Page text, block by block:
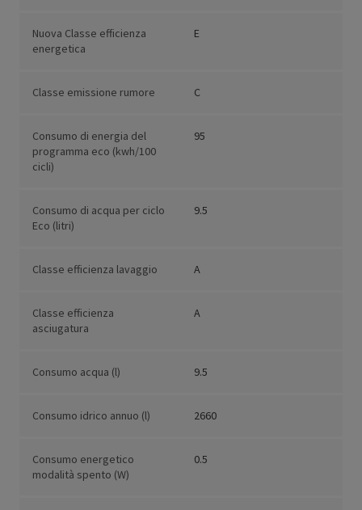
Nuova Classe efficienza
energetica
E
Classe emissione rumore C
Consumo di energia del
programma eco (kwh/100
cicli)
95
Consumo di acqua per ciclo
Eco (litri)
9.5
Classe efficienza lavaggio A
Classe efficienza
asciugatura
A
Consumo acqua (l) 9.5
Consumo idrico annuo (l) 2660
Consumo energetico
modalità spento (W)
0.5